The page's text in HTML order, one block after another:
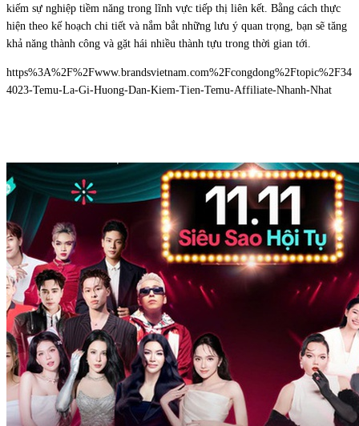
kiếm sự nghiệp tiềm năng trong lĩnh vực tiếp thị liên kết. Bằng cách thực
hiện theo kế hoạch chi tiết và nắm bắt những lưu ý quan trọng, bạn sẽ tăng
khả năng thành công và gặt hái nhiều thành tựu trong thời gian tới.
https%3A%2F%2Fwww.brandsvietnam.com%2Fcongdong%2Ftopic%2F34
4023-Temu-La-Gi-Huong-Dan-Kiem-Tien-Temu-Affiliate-Nhanh-Nhat